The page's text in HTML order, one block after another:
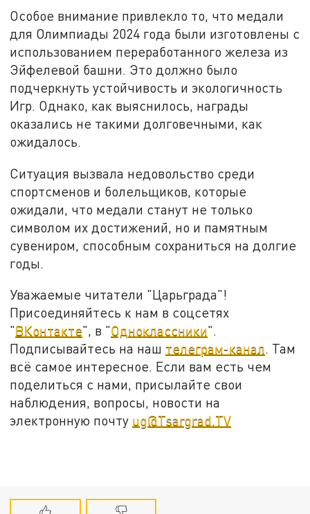
Особое внимание привлекло то, что медали
для Олимпиады 2024 года были изготовлены с
использованием переработанного железа из
Эйфелевой башни. Это должно было
подчеркнуть устойчивость и экологичность
Игр. Однако, как выяснилось, награды
оказались не такими долговечными, как
ожидалось.
Ситуация вызвала недовольство среди
спортсменов и болельщиков, которые
ожидали, что медали станут не только
символом их достижений, но и памятным
сувениром, способным сохраниться на долгие
годы.
Уважаемые читатели "Царьграда"!
Присоединяйтесь к нам в соцсетях
"ВКонтакте", в "Одноклассники".
Подписывайтесь на наш телеграм-канал. Там
всё самое интересное. Если вам есть чем
поделиться с нами, присылайте свои
наблюдения, вопросы, новости на
электронную почту ug@Tsargrad.TV